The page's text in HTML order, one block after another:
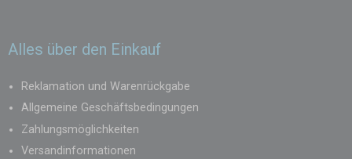
Alles über den Einkauf
Reklamation und Warenrückgabe
Allgemeine Geschäftsbedingungen
Zahlungsmöglichkeiten
Versandinformationen